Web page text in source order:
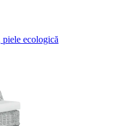
piele ecologică